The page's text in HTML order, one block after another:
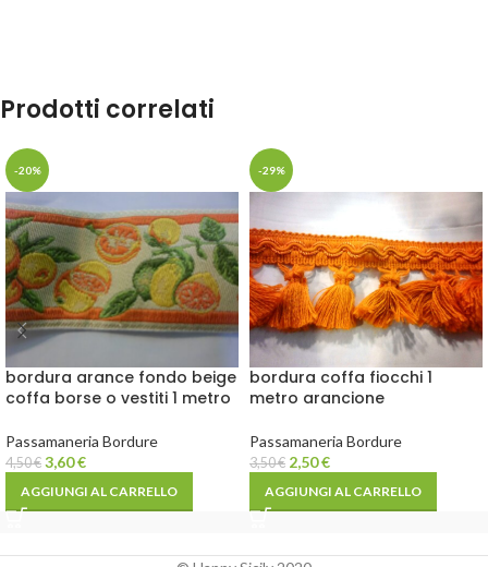
Prodotti correlati
-20%
bordura arance fondo beige
coffa borse o vestiti 1 metro
Passamaneria Bordure
4,50€ 3,60€
AGGIUNGI AL CARRELLO
-29%
bordura coffa fiocchi 1
metro arancione
Passamaneria Bordure
3,50€ 2,50€
AGGIUNGI AL CARRELLO